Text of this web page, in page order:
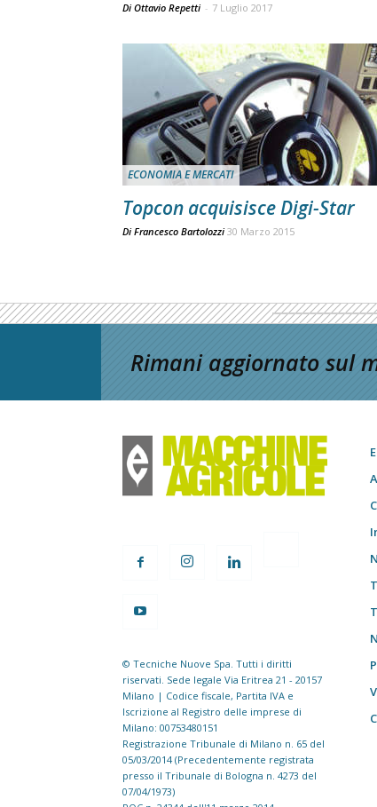
Di Ottavio Repetti - 7 Luglio 2017
ECONOMIA E MERCATI
Topcon acquisisce Digi-Star
Di Francesco Bartolozzi 30 Marzo 2015
Rimani aggiornato sul
© Tecniche Nuove Spa. Tutti i diritti
riservati. Sede legale Via Eritrea 21 - 20157
Milano | Codice fiscale, Partita IVA e
Iscrizione al Registro delle imprese di
Milano: 00753480151
Registrazione Tribunale di Milano n. 65 del
05/03/2014 (Precedentemente registrata
presso il Tribunale di Bologna n. 4273 del
07/04/1973)